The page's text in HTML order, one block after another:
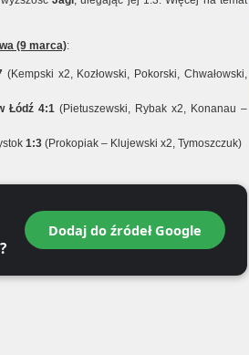
(9 marca):
(Kempski x2, Kozłowski, Pokorski, Chwałowski,
Łódź 4:1 (Pietuszewski, Rybak x2, Konanau –
1:3 (Prokopiak – Klujewski x2, Tymoszczuk)
Dodaj do źródeł Google